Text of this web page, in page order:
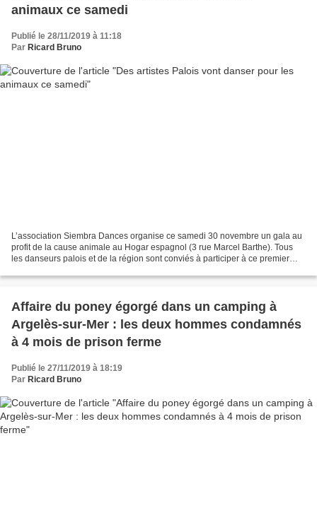
animaux ce samedi
Publié le 28/11/2019 à 11:18
Par Ricard Bruno
L’association Siembra Dances organise ce samedi 30 novembre un gala au
profit de la cause animale au Hogar espagnol (3 rue Marcel Barthe). Tous
les danseurs palois et de la région sont conviés à participer à ce premier
Affaire du poney égorgé dans un camping à
Argelès-sur-Mer : les deux hommes condamnés
à 4 mois de prison ferme
Publié le 27/11/2019 à 18:19
Par Ricard Bruno